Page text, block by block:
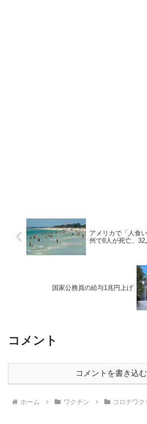
アメリカで「人食
州で8人が死亡、32
国家公務員の給与1兆円上げ
コメント
コメントを書き込む
ホーム ワクチン コロナワク